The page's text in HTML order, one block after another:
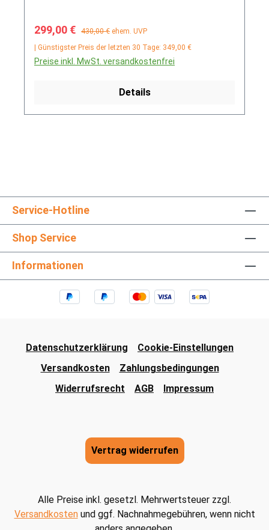
Verkaufspreis:
299,00 € Regulärer Preis:
430,00 € ehem. UVP
| Günstigster Preis der letzten 30 Tage: 349,00 €
Preise inkl. MwSt. versandkostenfrei
Details
Service-Hotline
Shop Service
Informationen
Datenschutzerklärung
Cookie-Einstellungen
Versandkosten
Zahlungsbedingungen
Widerrufsrecht
AGB Impressum
Vertrag widerrufen
Alle Preise inkl. gesetzl. Mehrwertsteuer zzgl.
Versandkostenund ggf. Nachnahmegebühren, wenn nicht